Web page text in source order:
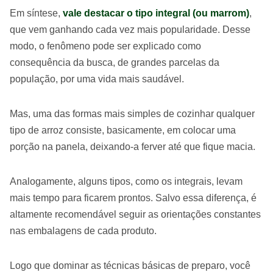
Em síntese, vale destacar o tipo integral (ou marrom),
que vem ganhando cada vez mais popularidade. Desse
modo, o fenômeno pode ser explicado como
consequência da busca, de grandes parcelas da
população, por uma vida mais saudável.
Mas, uma das formas mais simples de cozinhar qualquer
tipo de arroz consiste, basicamente, em colocar uma
porção na panela, deixando-a ferver até que fique macia.
Analogamente, alguns tipos, como os integrais, levam
mais tempo para ficarem prontos. Salvo essa diferença, é
altamente recomendável seguir as orientações constantes
nas embalagens de cada produto.
Logo que dominar as técnicas básicas de preparo, você